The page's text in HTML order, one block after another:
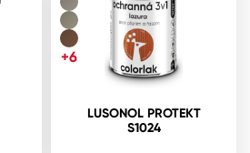
LUSONOL PROTEKT
S1024
+6